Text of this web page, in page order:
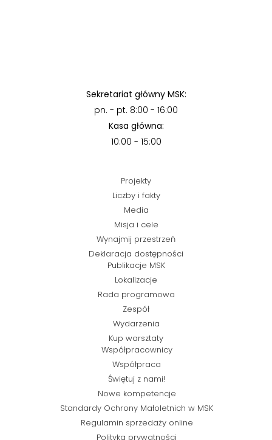
Sekretariat główny MSK:
pn. - pt. 8:00 - 16:00
Kasa główna:
10:00 - 15:00
Projekty
Liczby i fakty
Media
Misja i cele
Wynajmij przestrzeń
Deklaracja dostępności
Publikacje MSK
Lokalizacje
Rada programowa
Zespół
Wydarzenia
Kup warsztaty
Współpracownicy
Współpraca
Świętuj z nami!
Nowe kompetencje
Standardy Ochrony Małoletnich w MSK
Regulamin sprzedaży online
Polityka prywatności